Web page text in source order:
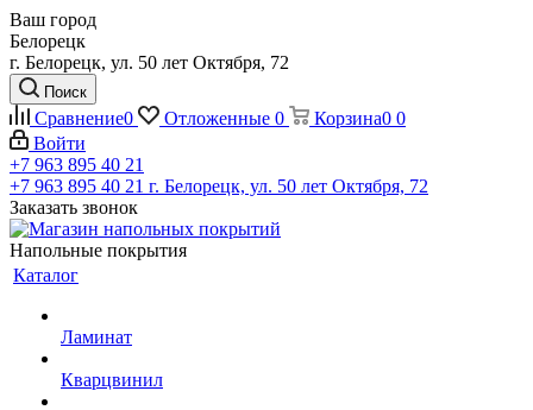
Ваш город
Белорецк
г. Белорецк, ул. 50 лет Октября, 72
Поиск
Сравнение0 Отложенные 0 Корзина0 0
Войти
+7 963 895 40 21
+7 963 895 40 21 г. Белорецк, ул. 50 лет Октября, 72
Заказать звонок
Напольные покрытия
Каталог
Ламинат
Кварцвинил